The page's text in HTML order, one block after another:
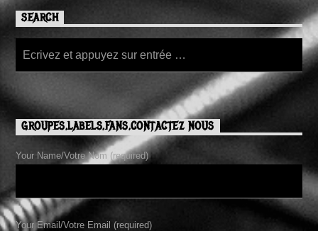
SEARCH
GROUPES,LABELS,FANS,CONTACTEZ NOUS
Your Name/Votre Nom (required)
Your Email/Votre Email (required)